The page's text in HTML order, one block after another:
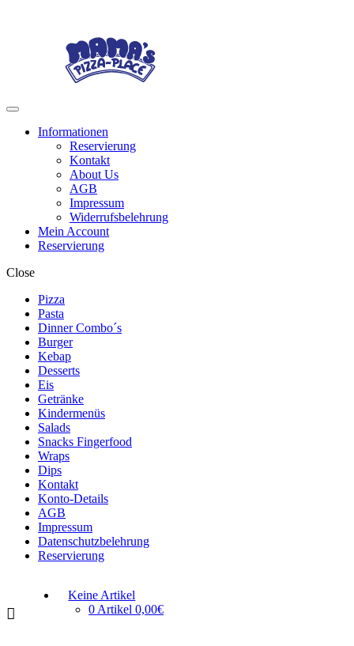
Menu
Informationen
Reservierung
Kontakt
About Us
AGB
Impressum
Widerrufsbelehrung
Mein Account
Reservierung
Close
Pizza
Pasta
Dinner Combo´s
Burger
Kebap
Desserts
Eis
Getränke
Kindermenüs
Salads
Snacks Fingerfood
Wraps
Dips
Kontakt
Konto-Details
AGB
Impressum
Datenschutzbelehrung
Reservierung
Keine Artikel
0 Artikel 0,00€